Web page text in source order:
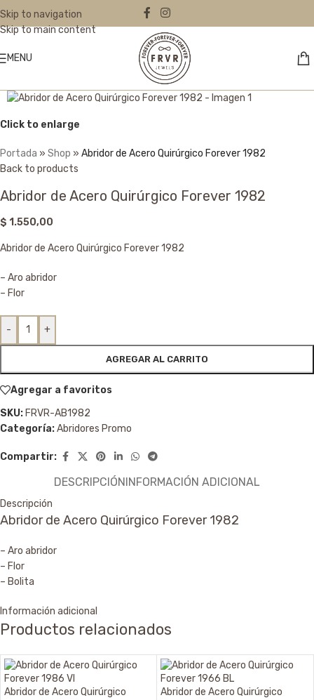
Skip to navigation
Skip to main content
MENU
Click to enlarge
Portada » Shop » Abridor de Acero Quirúrgico Forever 1982
Back to products
Abridor de Acero Quirúrgico Forever 1982
$ 1.550,00
Abridor de Acero Quirúrgico Forever 1982
– Aro abridor
– Flor
- +
AGREGAR AL CARRITO
Agregar a favoritos
SKU: FRVR-AB1982
Categoría:Abridores Promo
Compartir:
DESCRIPCIÓNINFORMACIÓN ADICIONAL
Descripción
Abridor de Acero Quirúrgico Forever 1982
– Aro abridor
– Flor
– Bolita
Información adicional
Productos relacionados
Abridor de Acero Quirúrgico
Abridor de Acero Quirúrgico